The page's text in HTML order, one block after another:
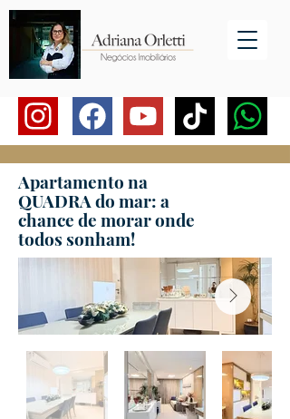
Apartamento na
QUADRA do mar: a
chance de morar onde
todos sonham!